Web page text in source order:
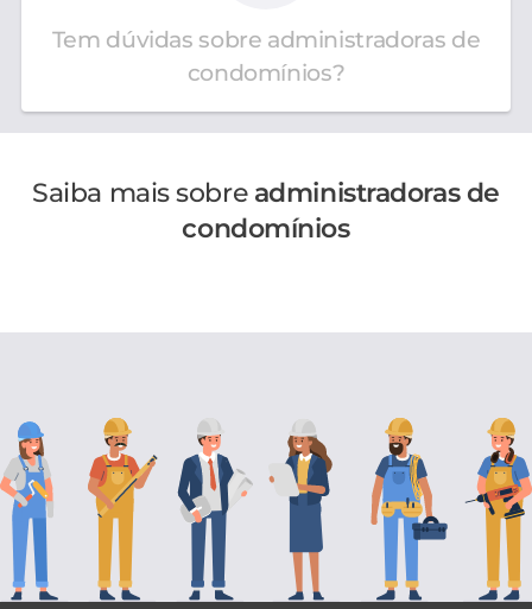
Tem dúvidas sobre administradoras de
condomínios?
Saiba mais sobre administradoras de
condomínios